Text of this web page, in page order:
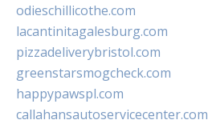
odieschillicothe.com
lacantinitagalesburg.com
pizzadeliverybristol.com
greenstarsmogcheck.com
happypawspl.com
callahansautoservicecenter.com